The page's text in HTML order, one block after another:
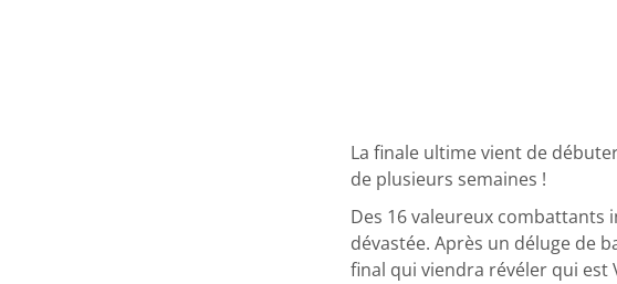
La finale ultime vient de
de plusieurs semaines !
Des 16 valeureux combattants
dévastée. Après un déluge de
final qui viendra révéler qui est